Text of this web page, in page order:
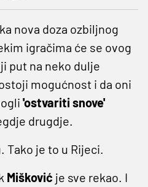
nova doza ozbiljnog
igračima će se ovog
put na neko dulje
mogućnost i da oni
'ostvariti snove'
drugdje.
Tako je to u Rijeci.
Mišković je sve rekao. I